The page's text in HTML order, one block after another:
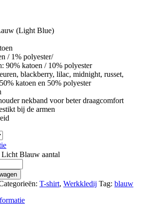
(Light Blue)
/ 1% polyester/
90% katoen / 10% polyester
blackberry, lilac, midnight, russet,
katoen en 50% polyester
nekband voor beter draagcomfort
bij de armen
Blauw aantal
T-shirt, Werkkledij Tag: blauw